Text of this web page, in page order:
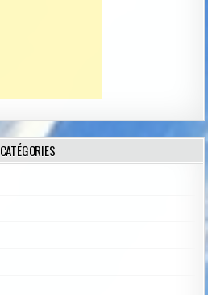
CATÉGORIES